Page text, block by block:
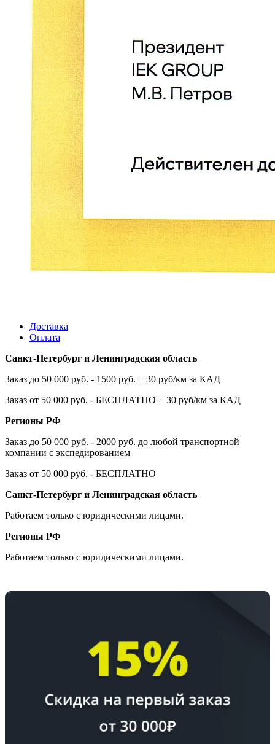
Доставка
Оплата
Санкт-Петербург и Ленинградская область
Заказ до 50 000 руб. - 1500 руб. + 30 руб/км за КАД
Заказ от 50 000 руб. - БЕСПЛАТНО + 30 руб/км за КАД
Регионы РФ
Заказ до 50 000 руб. - 2000 руб. до любой транспортной
компании с экспедированием
Заказ от 50 000 руб. - БЕСПЛАТНО
Санкт-Петербург и Ленинградская область
Работаем только с юридическими лицами.
Регионы РФ
Работаем только с юридическими лицами.